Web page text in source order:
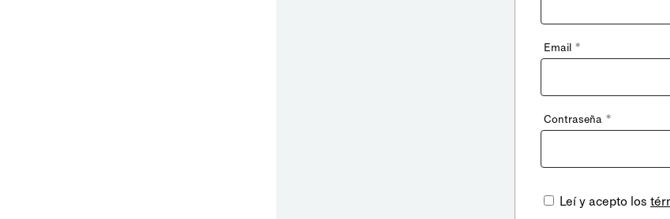
Email *
Contraseña *
Leí y acepto los